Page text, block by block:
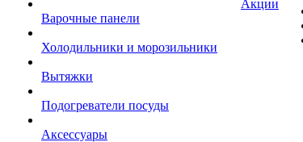
Варочные панели
Холодильники и морозильники
Вытяжки
Подогреватели посуды
Аксессуары
Акции